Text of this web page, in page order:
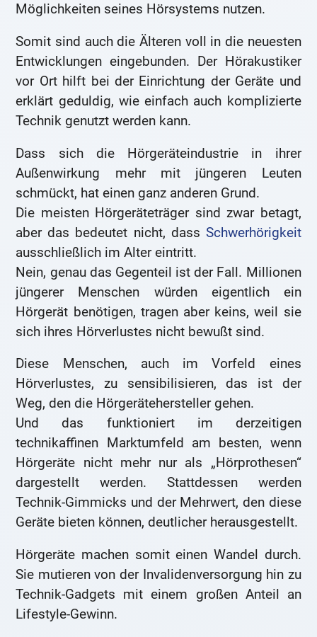
Möglichkeiten seines Hörsystems nutzen.
Somit sind auch die Älteren voll in die neuesten
Entwicklungen eingebunden. Der Hörakustiker
vor Ort hilft bei der Einrichtung der Geräte und
erklärt geduldig, wie einfach auch komplizierte
Technik genutzt werden kann.
Dass sich die Hörgeräteindustrie in ihrer
Außenwirkung mehr mit jüngeren Leuten
schmückt, hat einen ganz anderen Grund.
Die meisten Hörgeräteträger sind zwar betagt,
aber das bedeutet nicht, dass Schwerhörigkeit
ausschließlich im Alter eintritt.
Nein, genau das Gegenteil ist der Fall. Millionen
jüngerer Menschen würden eigentlich ein
Hörgerät benötigen, tragen aber keins, weil sie
sich ihres Hörverlustes nicht bewußt sind.
Diese Menschen, auch im Vorfeld eines
Hörverlustes, zu sensibilisieren, das ist der
Weg, den die Hörgerätehersteller gehen.
Und das funktioniert im derzeitigen
technikaffinen Marktumfeld am besten, wenn
Hörgeräte nicht mehr nur als „Hörprothesen“
dargestellt werden. Stattdessen werden
Technik-Gimmicks und der Mehrwert, den diese
Geräte bieten können, deutlicher herausgestellt.
Hörgeräte machen somit einen Wandel durch.
Sie mutieren von der Invalidenversorgung hin zu
Technik-Gadgets mit einem großen Anteil an
Lifestyle-Gewinn.